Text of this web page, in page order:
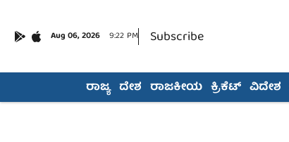
Aug 06, 2026 9:22 PM Subscribe
ರಾಜ್ಯ ದೇಶ ರಾಜಕೀಯ ಕ್ರಿಕೆಟ್ ವಿದೇಶ